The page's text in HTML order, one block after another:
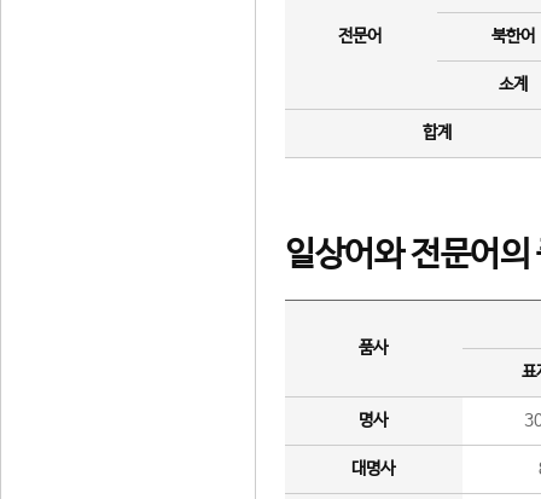
전문어 북한어
소계
합계
일상어와 전문어의
품사
표
명사
대명사